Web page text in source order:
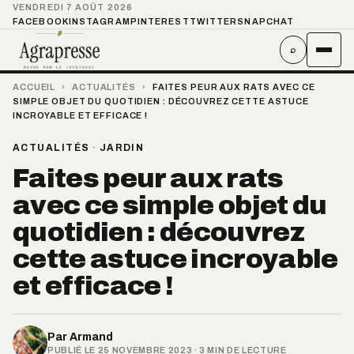
VENDREDI 7 AOÛT 2026
FACEBOOKINSTAGRAMPINTEREST TWITTER SNAPCHAT
⌕
ACCUEIL › ACTUALITÉS ›
FAITES PEUR AUX RATS AVEC CE
SIMPLE OBJET DU QUOTIDIEN : DÉCOUVREZ CETTE ASTUCE
INCROYABLE ET EFFICACE !
ACTUALITÉS · JARDIN
Faites peur aux rats
avec ce simple objet du
quotidien : découvrez
cette astuce incroyable
et efficace !
Par Armand
PUBLIÉ LE 25 NOVEMBRE 2023 · 3 MIN DE LECTURE